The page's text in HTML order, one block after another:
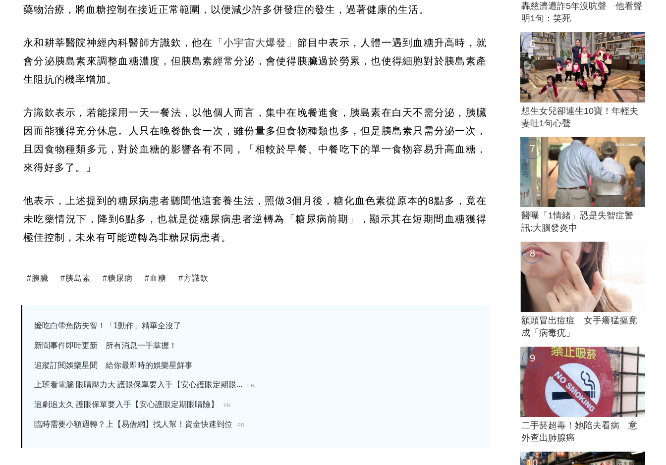
藥物治療，將血糖控制在接近正常範圍，以便減少許多併發症的發生，過著健康的生活。
永和耕莘醫院神經內科醫師方識欽，他在 「小宇宙大爆發」 節目中表示，人體一遇到血糖升高時，就
會分泌胰島素來調整血糖濃度，但胰島素經常分泌，會使得胰臟過於勞累，也使得細胞對於胰島素產
生阻抗的機率增加。
方識欽表示，若能採用一天一餐法，以他個人而言，集中在晚餐進食，胰島素在白天不需分泌，胰臟
因而能獲得充分休息。人只在晚餐飽食一次，雖份量多但食物種類也多，但是胰島素只需分泌一次，
且因食物種類多元，對於血糖的影響各有不同，「相較於早餐、中餐吃下的單一食物容易升高血糖，
來得好多了。」
他表示，上述提到的糖尿病患者聽聞他這套養生法，照做3個月後，糖化血色素從原本的8點多，竟在
未吃藥情況下，降到6點多，也就是從糖尿病患者逆轉為「糖尿病前期」，顯示其在短期間血糖獲得
極佳控制，未來有可能逆轉為非糖尿病患者。
#胰臟 #胰島素 #糖尿病 #血糖 #方識欽
嬤吃白帶魚防失智！「1動作」精華全沒了
新聞事件即時更新 所有消息一手掌握！
追蹤訂閱娛樂星聞 給你最即時的娛樂星鮮事
上班看電腦 眼睛壓力大 護眼保單要入手【安心護眼定期眼... PR
追劇追太久 護眼保單要入手【安心護眼定期眼睛險】 PR
臨時需要小額週轉？上【易借網】找人幫！資金快速到位 PR
轟慈濟遭詐5年沒吭聲 他看聲
明1句：笑死
想生女兒卻連生10寶！年輕夫
妻吐1句心聲
醫曝「1情緒」恐是失智症警
訊:大腦發炎中
額頭冒出痘痘 女手癢猛摳竟
成「病毒疣」
二手菸超毒！她陪夫看病 意
外查出肺腺癌